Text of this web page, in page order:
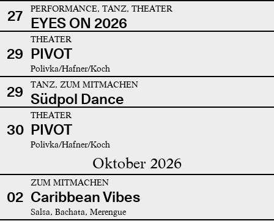
27 PERFORMANCE, TANZ, THEATER
EYES ON 2026
29
THEATER
PIVOT
Polivka/Hafner/Koch
29 TANZ, ZUM MITMACHEN
Südpol Dance
30
THEATER
PIVOT
Polivka/Hafner/Koch
Oktober 2026
02
ZUM MITMACHEN
Caribbean Vibes
Salsa, Bachata, Merengue